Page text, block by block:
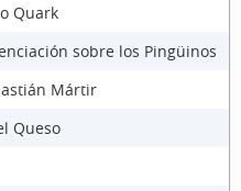
Quark
sobre los Pingüinos
Mártir
Queso